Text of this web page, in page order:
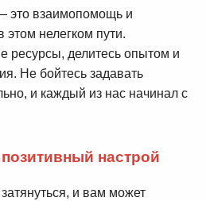
это взаимопомощь и
этом нелегком пути.
ресурсы, делитесь опытом и
Не бойтесь задавать
и каждый из нас начинал с
настрой
и вам может